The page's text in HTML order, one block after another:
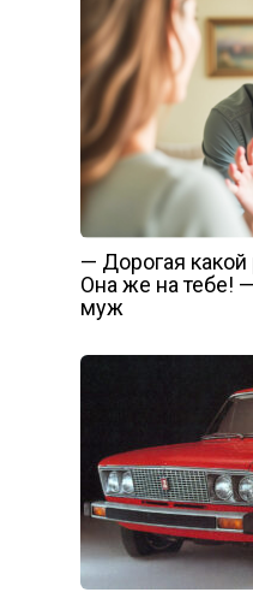
— Дорогая какой
Она же на тебе!
муж